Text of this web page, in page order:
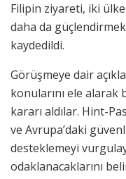
Filipin ziyareti, iki
daha da
kaydedildi.
Görüşmeye dair
konularını ele alarak
kararı aldılar. Hint-
ve Avrupa’daki
desteklemeyi
odaklanacaklarını